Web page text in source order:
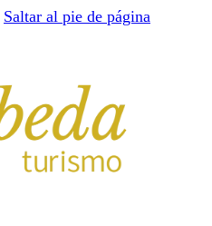
Saltar al pie de página